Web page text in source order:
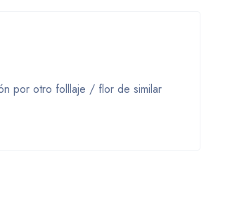
por otro folllaje / flor de similar